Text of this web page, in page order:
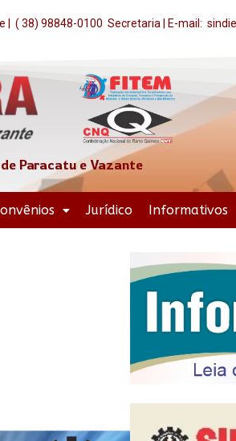
( 38) 98848-0100 Secretaria | E-mail:
Paracatu e Vazante
Jurídico Informativos